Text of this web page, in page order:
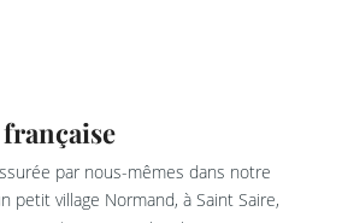
par nous-mêmes dans notre
petit village Normand, à Saint Saire,